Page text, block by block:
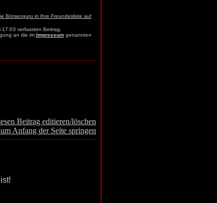
verfassten Beitrag.
an die im Impressumgenannten